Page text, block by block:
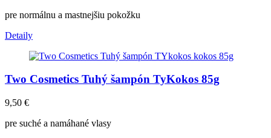
pre normálnu a mastnejšiu pokožku
Detaily
Two Cosmetics Tuhý šampón TyKokos 85g
9,50 €
pre suché a namáhané vlasy